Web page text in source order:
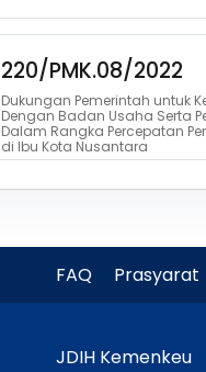
220/PMK.08/2022
Dukungan Pemerintah untuk
Dengan Badan Usaha Serta
Dalam Rangka Percepatan
di Ibu Kota Nusantara
FAQ Prasyarat
JDIH Kemenkeu